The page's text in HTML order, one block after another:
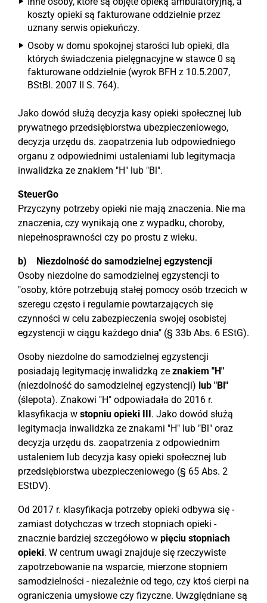
koszty opieki są fakturowane oddzielnie przez
uznany serwis opiekuńczy.
Osoby w domu spokojnej starości lub opieki, dla
których świadczenia pielęgnacyjne w stawce 0 są
fakturowane oddzielnie (wyrok BFH z 10.5.2007,
BStBl. 2007 II S. 764).
Jako dowód służą decyzja kasy opieki społecznej lub
prywatnego przedsiębiorstwa ubezpieczeniowego,
decyzja urzędu ds. zaopatrzenia lub odpowiedniego
organu z odpowiednimi ustaleniami lub legitymacja
inwalidzka ze znakiem "H" lub "Bl".
SteuerGo
Przyczyny potrzeby opieki nie mają znaczenia. Nie ma
znaczenia, czy wynikają one z wypadku, choroby,
niepełnosprawności czy po prostu z wieku.
b) Niezdolność do samodzielnej egzystencji
Osoby niezdolne do samodzielnej egzystencji to
"osoby, które potrzebują stałej pomocy osób trzecich w
szeregu często i regularnie powtarzających się
czynności w celu zabezpieczenia swojej osobistej
egzystencji w ciągu każdego dnia" (§ 33b Abs. 6 EStG).
Osoby niezdolne do samodzielnej egzystencji
posiadają legitymację inwalidzką ze znakiem "H"
(niezdolność do samodzielnej egzystencji) lub "Bl"
(ślepota). Znakowi "H" odpowiadała do 2016 r.
klasyfikacja w stopniu opieki III. Jako dowód służą
legitymacja inwalidzka ze znakami "H" lub "Bl" oraz
decyzja urzędu ds. zaopatrzenia z odpowiednim
ustaleniem lub decyzja kasy opieki społecznej lub
przedsiębiorstwa ubezpieczeniowego (§ 65 Abs. 2
EStDV).
Od 2017 r. klasyfikacja potrzeby opieki odbywa się -
zamiast dotychczas w trzech stopniach opieki -
znacznie bardziej szczegółowo w pięciu stopniach
opieki. W centrum uwagi znajduje się rzeczywiste
zapotrzebowanie na wsparcie, mierzone stopniem
samodzielności - niezależnie od tego, czy ktoś cierpi na
ograniczenia umysłowe czy fizyczne. Uwzględniane są